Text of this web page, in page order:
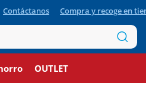
Contáctanos Compra y recoge en
OUTLET